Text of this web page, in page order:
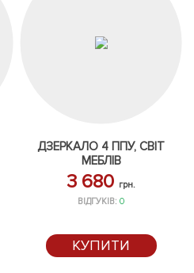
ДЗЕРКАЛО 4 ППУ, СВІТ
МЕБЛІВ
3 680 грн.
ВІДГУКІВ:0
КУПИТИ